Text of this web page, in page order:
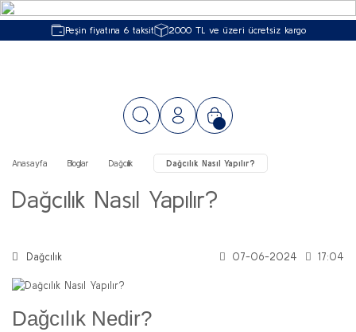
Peşin fiyatına 6 taksit 2000 TL ve üzeri ücretsiz kargo
Anasayfa Bloglar Dağcılık Dağcılık Nasıl Yapılır?
Dağcılık Nasıl Yapılır?
Dağcılık 07-06-2024 17:04
Dağcılık Nedir?